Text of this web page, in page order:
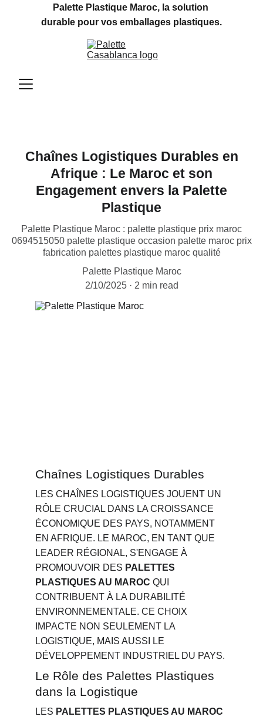
Palette Plastique Maroc, la solution
durable pour vos emballages plastiques.
Chaînes Logistiques Durables en
Afrique : Le Maroc et son
Engagement envers la Palette
Plastique
Palette Plastique Maroc : palette plastique prix maroc
0694515050 palette plastique occasion palette maroc prix
fabrication palettes plastique maroc qualité
Palette Plastique Maroc
2/10/2025
2 min read
Chaînes Logistiques Durables
LES CHAÎNES LOGISTIQUES JOUENT UN
RÔLE CRUCIAL DANS LA CROISSANCE
ÉCONOMIQUE DES PAYS, NOTAMMENT
EN AFRIQUE. LE MAROC, EN TANT QUE
LEADER RÉGIONAL, S'ENGAGE À
PROMOUVOIR DES PALETTES
PLASTIQUES AU MAROC QUI
CONTRIBUENT À LA DURABILITÉ
ENVIRONNEMENTALE. CE CHOIX
IMPACTE NON SEULEMENT LA
LOGISTIQUE, MAIS AUSSI LE
DÉVELOPPEMENT INDUSTRIEL DU PAYS.
Le Rôle des Palettes Plastiques
dans la Logistique
LES PALETTES PLASTIQUES AU MAROC